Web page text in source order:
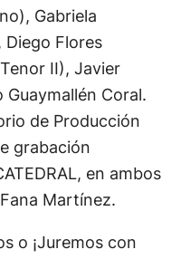
Gabriela
Flores
II), Javier
Coral.
de Producción
grabación
en ambos
Martínez.
o ¡Juremos con